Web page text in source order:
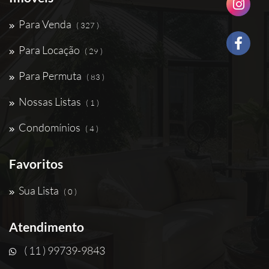
Para Venda ( 327 )
Para Locação ( 29 )
Para Permuta ( 83 )
Nossas Listas ( 1 )
Condomínios ( 4 )
Favoritos
Sua Lista ( 0 )
Atendimento
( 11 ) 99739-9843